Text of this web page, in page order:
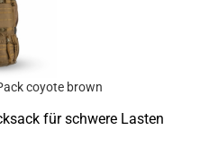
coyote brown
für schwere Lasten